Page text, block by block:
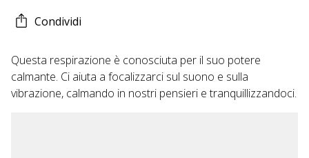
Continua a fare Yoga su: Sito:
http://www.lascimmiayoga.com Facebook:
http://www.pinterest.com/lascimmiayoga/
Condividi
Questa respirazione è conosciuta per il suo potere
calmante. Ci aiuta a focalizzarci sul suono e sulla
vibrazione, calmando in nostri pensieri e tranquillizzandoci.